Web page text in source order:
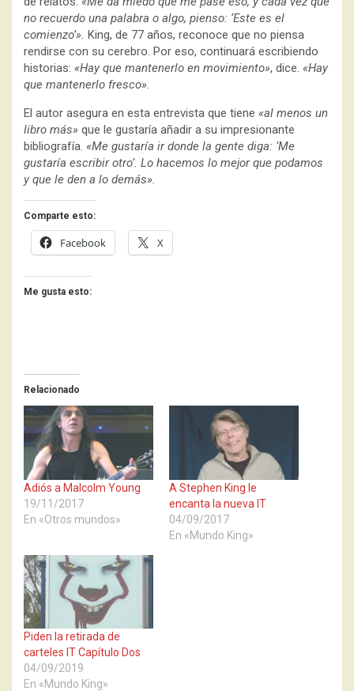
no recuerdo una palabra o algo, pienso: ‘Este es el
comienzo’». King, de 77 años, reconoce que no piensa
rendirse con su cerebro. Por eso, continuará escribiendo
historias: «Hay que mantenerlo en movimiento», dice. «Hay
que mantenerlo fresco».
El autor asegura en esta entrevista que tiene «al menos un
libro más» que le gustaría añadir a su impresionante
bibliografía. «Me gustaría ir donde la gente diga: ‘Me
gustaría escribir otro’. Lo hacemos lo mejor que podamos
y que le den a lo demás».
Comparte esto:
Facebook X
Me gusta esto:
Relacionado
Adiós a Malcolm Young
19/11/2017
En «Otros mundos»
A Stephen King le
encanta la nueva IT
04/09/2017
En «Mundo King»
Piden la retirada de
carteles IT Capítulo Dos
04/09/2019
En «Mundo King»